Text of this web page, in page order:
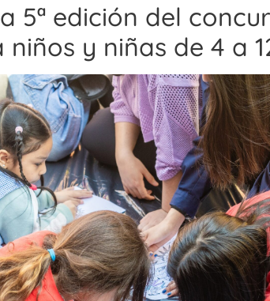
5ª edición del
niños y niñas de 4 a